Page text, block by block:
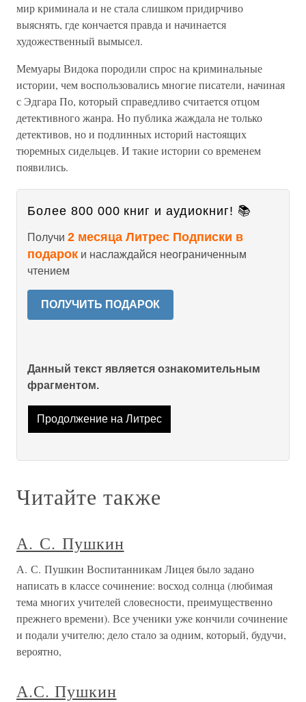
мир криминала и не стала слишком придирчиво
выяснять, где кончается правда и начинается
художественный вымысел.
Мемуары Видока породили спрос на криминальные
истории, чем воспользовались многие писатели, начиная
с Эдгара По, который справедливо считается отцом
детективного жанра. Но публика жаждала не только
детективов, но и подлинных историй настоящих
тюремных сидельцев. И такие истории со временем
появились.
Более 800 000 книг и аудиокниг! 📚
Получи 2 месяца Литрес Подписки в
подарок и наслаждайся неограниченным
чтением
ПОЛУЧИТЬ ПОДАРОК
Данный текст является ознакомительным
фрагментом.
Продолжение на Литрес
Читайте также
А. С. Пушкин
А. С. Пушкин Воспитанникам Лицея было задано
написать в классе сочинение: восход солнца (любимая
тема многих учителей словесности, преимущественно
прежнего времени). Все ученики уже кончили сочинение
и подали учителю; дело стало за одним, который, будучи,
вероятно,
А.С. Пушкин